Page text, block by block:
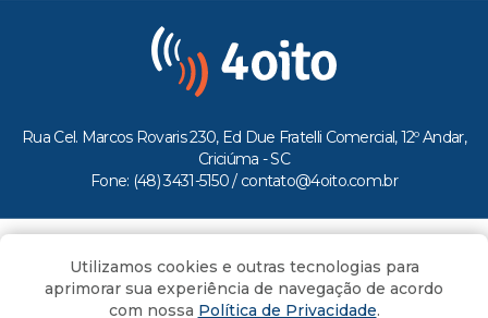
Rua Cel. Marcos Rovaris 230, Ed Due Fratelli Comercial, 12º Andar,
Criciúma - SC
Fone: (48) 3431-5150 / contato@4oito.com.br
Todos os direitos reservados ao Portal 4oito
Utilizamos cookies e outras tecnologias para
aprimorar sua experiência de navegação de acordo
com nossa Política de Privacidade.